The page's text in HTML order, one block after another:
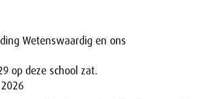
Wetenswaardig en ons
op deze school zat.